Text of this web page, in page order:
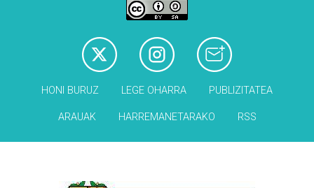
HONI BURUZ LEGE OHARRA PUBLIZITATEA
ARAUAK HARREMANETARAKO RSS